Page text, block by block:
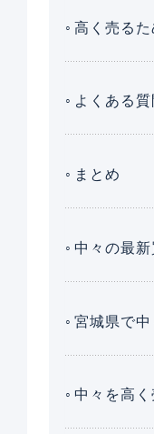
高く売るた
よくある質
まとめ
中々の最
宮城県で中
中々を高く